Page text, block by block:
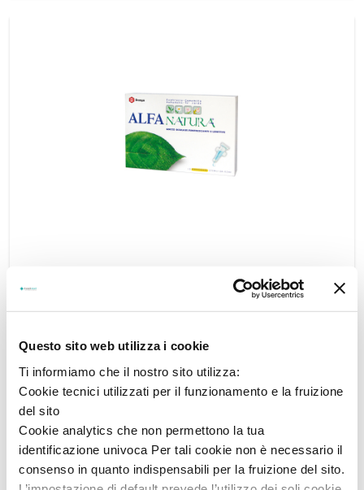
Questo sito web utilizza i cookie
Ti informiamo che il nostro sito utilizza:
Cookie tecnici utilizzati per il funzionamento e la fruizione
del sito
Cookie analytics che non permettono la tua
identificazione univoca Per tali cookie non è necessario il
consenso in quanto indispensabili per la fruizione del sito.
Alfa Natura Gocce Oculari 10 Flaconcini Monodose
0,5 ml
DOMPE' FARMACEUTICI SpA
Prezzo: 8,50€